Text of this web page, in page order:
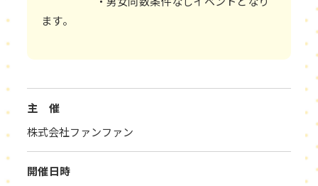
ます。
主 催
株式会社ファンファン
開催日時